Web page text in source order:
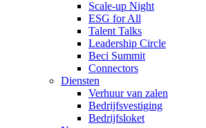
Scale-up Night
ESG for All
Talent Talks
Leadership Circle
Beci Summit
Connectors
Diensten
Verhuur van zalen
Bedrijfsvestiging
Bedrijfsloket